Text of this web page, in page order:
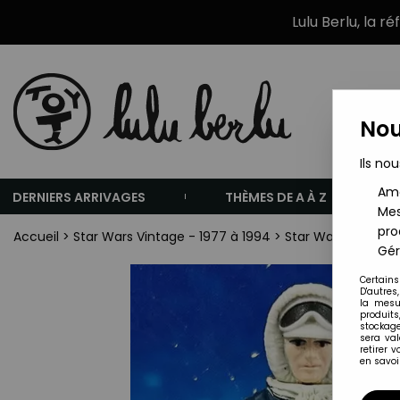
Lulu Berlu, la
DERNIERS ARRIVAGES THÈMES DE A À Z
Accueil > Star Wars Vintage - 1977 à 1994 > Star Wars
Ils
la
sera
retirer
en